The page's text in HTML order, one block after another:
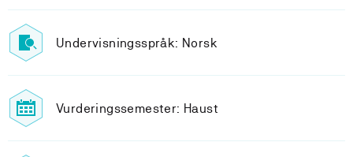
Undervisningsspråk: Norsk
Vurderingssemester: Haust